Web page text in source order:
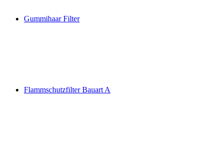
Gummihaar Filter
Flammschutzfilter Bauart A